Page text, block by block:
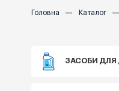
Головна — Каталог —
ЗАСОБИ ДЛЯ